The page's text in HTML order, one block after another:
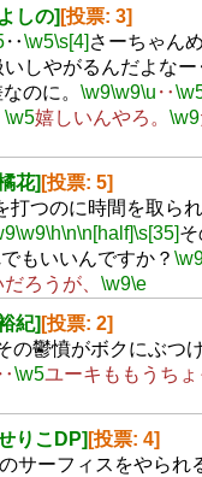
しの] [投票: 3]
‥\w5\s[4] さーちゃんめ
しやがるんだよな
のに。 \w9\w9\u ‥
\w5嬉しいんやろ。 \w9
花] [投票: 5]
打つのに時間を取ら
\w9\h\n\n[half]\s[35]そ
もいいんですか？
ろうが、 \w9\e
紀] [投票: 2]
の鬱憤がボクにぶつ
\w5ユーキももうちょ
りこDP] [投票: 4]
サーフィスをやられ